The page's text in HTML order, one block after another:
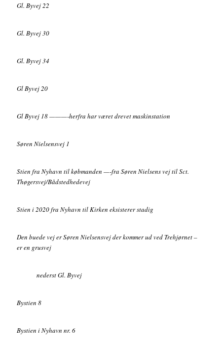
Gl. Byvej 22
Gl. Byvej 30
Gl. Byvej 34
Gl Byvej 20
Gl Byvej 18 ———-herfra har været drevet maskinstation
Søren Nielsensvej 1
Stien fra Nyhavn til købmanden —-fra Søren Nielsens vej til Sct.
Thøgersvej/Bådstedhedevej
Stien i 2020 fra Nyhavn til Kirken eksisterer stadig
Den buede vej er Søren Nielsensvej der kommer ud ved Trehjørnet –
er en grusvej
nederst Gl. Byvej
Bystien 8
Bystien i Nyhavn nr. 6